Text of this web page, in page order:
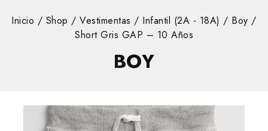
Inicio / Shop / Vestimentas / Infantil (2A - 18A) / Boy /
Short Gris GAP – 10 Años
BOY